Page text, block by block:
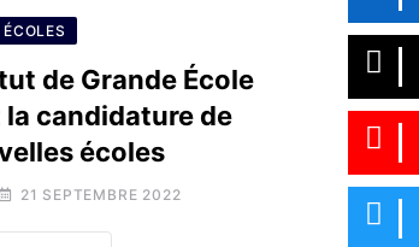
de Grande École
candidature de
écoles
21 SEPTEMBRE 2022